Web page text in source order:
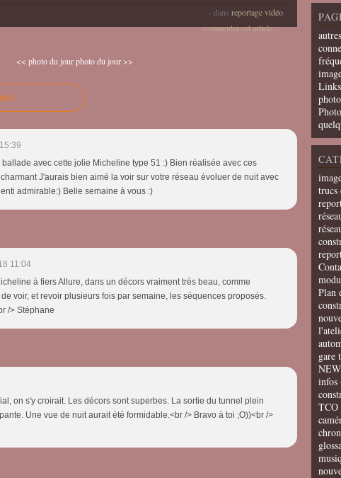
- dans reportage vidéo
commenter cet article…
<< photo du jour photo du jour >>
ballade avec cette jolie Micheline type 51 :) Bien réalisée avec ces
J'aurais bien aimé la voir sur votre réseau évoluer de nuit avec
admirable:) Belle semaine à vous :)
11:04
à fiers Allure, dans un décors vraiment très beau, comme
voir, et revoir plusieurs fois par semaine, les séquences proposés.
/> Stéphane
on s'y croirait. Les décors sont superbes. La sortie du tunnel plein
Une vue de nuit aurait été formidable.<br /> Bravo à toi ;O))<br />
Links
trucs
Plan
gare
infos
TCO